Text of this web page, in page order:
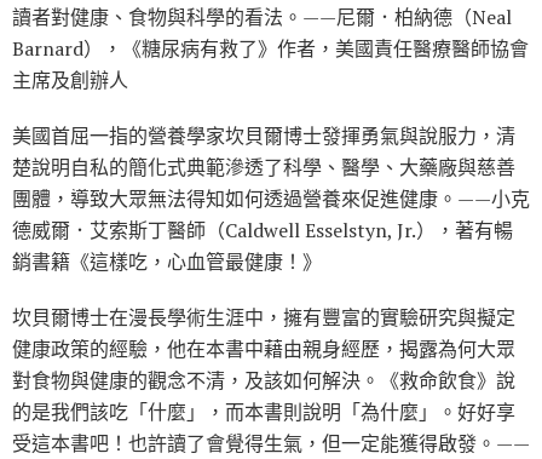
讀者對健康、食物與科學的看法。——尼爾．柏納德（Neal
Barnard），《糖尿病有救了》作者，美國責任醫療醫師協會
主席及創辦人
美國首屈一指的營養學家坎貝爾博士發揮勇氣與說服力，清
楚說明自私的簡化式典範滲透了科學、醫學、大藥廠與慈善
團體，導致大眾無法得知如何透過營養來促進健康。——小克
德威爾．艾索斯丁醫師（Caldwell Esselstyn, Jr.），著有暢
銷書籍《這樣吃，心血管最健康！》
坎貝爾博士在漫長學術生涯中，擁有豐富的實驗研究與擬定
健康政策的經驗，他在本書中藉由親身經歷，揭露為何大眾
對食物與健康的觀念不清，及該如何解決。《救命飲食》說
的是我們該吃「什麼」，而本書則說明「為什麼」。好好享
受這本書吧！也許讀了會覺得生氣，但一定能獲得啟發。——